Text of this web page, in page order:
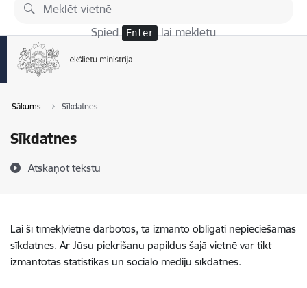
Pāriet uz lapas saturu
Spied Enter lai meklētu
Sākums Sīkdatnes
Sīkdatnes
Atskaņot tekstu
Lai šī tīmekļvietne darbotos, tā izmanto obligāti nepieciešamās
sīkdatnes. Ar Jūsu piekrišanu papildus šajā vietnē var tikt
izmantotas statistikas un sociālo mediju sīkdatnes.